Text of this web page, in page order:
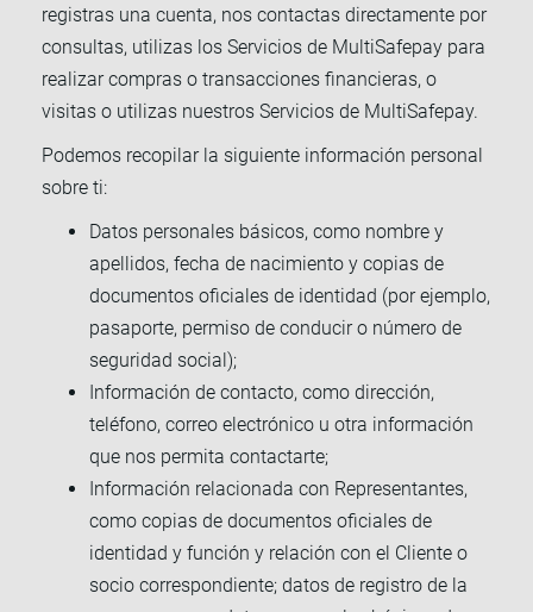
registras una cuenta, nos contactas directamente por
consultas, utilizas los Servicios de MultiSafepay para
realizar compras o transacciones financieras, o
visitas o utilizas nuestros Servicios de MultiSafepay.
Podemos recopilar la siguiente información personal
sobre ti:
Datos personales básicos, como nombre y
apellidos, fecha de nacimiento y copias de
documentos oficiales de identidad (por ejemplo,
pasaporte, permiso de conducir o número de
seguridad social);
Información de contacto, como dirección,
teléfono, correo electrónico u otra información
que nos permita contactarte;
Información relacionada con Representantes,
como copias de documentos oficiales de
identidad y función y relación con el Cliente o
socio correspondiente; datos de registro de la